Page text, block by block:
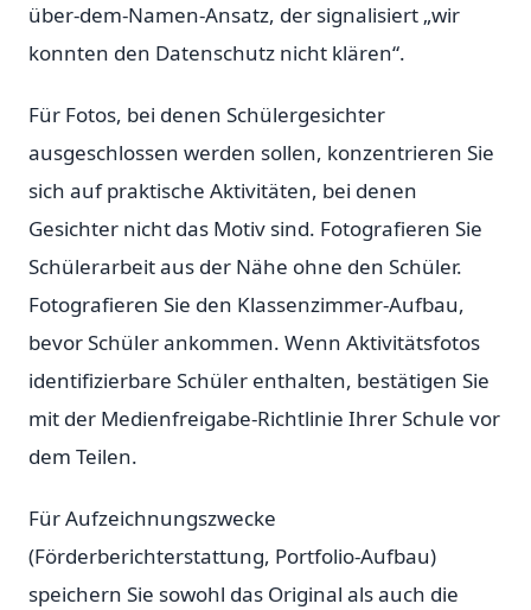
über-dem-Namen-Ansatz, der signalisiert „wir
konnten den Datenschutz nicht klären“.
Für Fotos, bei denen Schülergesichter
ausgeschlossen werden sollen, konzentrieren Sie
sich auf praktische Aktivitäten, bei denen
Gesichter nicht das Motiv sind. Fotografieren Sie
Schülerarbeit aus der Nähe ohne den Schüler.
Fotografieren Sie den Klassenzimmer-Aufbau,
bevor Schüler ankommen. Wenn Aktivitätsfotos
identifizierbare Schüler enthalten, bestätigen Sie
mit der Medienfreigabe-Richtlinie Ihrer Schule vor
dem Teilen.
Für Aufzeichnungszwecke
(Förderberichterstattung, Portfolio-Aufbau)
speichern Sie sowohl das Original als auch die